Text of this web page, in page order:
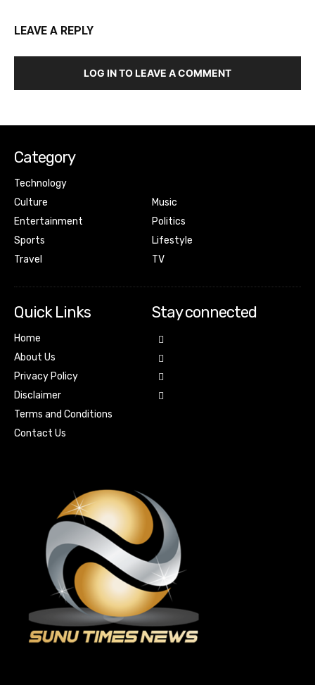
LEAVE A REPLY
LOG IN TO LEAVE A COMMENT
Category
Technology
Culture
Entertainment
Sports
Travel
Music
Politics
Lifestyle
TV
Quick Links
Home
About Us
Privacy Policy
Disclaimer
Terms and Conditions
Contact Us
Stay connected